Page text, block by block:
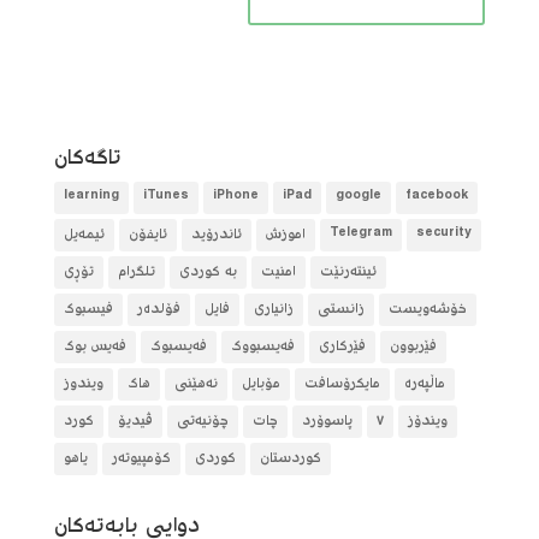
تاگه‌كان
facebook
google
iPad
iPhone
iTunes
learning
security
Telegram آموزش ئاندرۆید ئایفۆن
ئیمەیل
ئینتەرنێت
امنیت بە کوردی تلگرام
تۆڕی
خۆشەویست
زانستی زانیاری فایل فۆلده‌ر
فیسبوک
فێربوون
فێرکاری فەیسبووک فەیسبوک
فەیس بوک
ماڵپەرە
مایکرۆسافت مۆبایل نەهێنی هاک
ویندوز
ویندۆز
٧ پاسوۆرد چات چۆنیەتی ڤیدیۆ
کورد
کوردستان
کوردی کۆمپیوتەر یاهو
دوایی بابه‌ته‌كان